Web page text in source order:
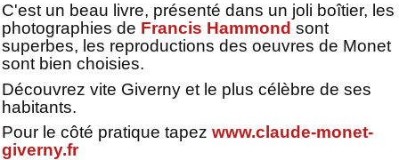
C'est un beau livre, présenté dans un joli boîtier, les
photographies de Francis Hammond sont
superbes, les reproductions des oeuvres de Monet
sont bien choisies.
Découvrez vite Giverny et le plus célèbre de ses
habitants.
Pour le côté pratique tapez www.claude-monet-
giverny.fr